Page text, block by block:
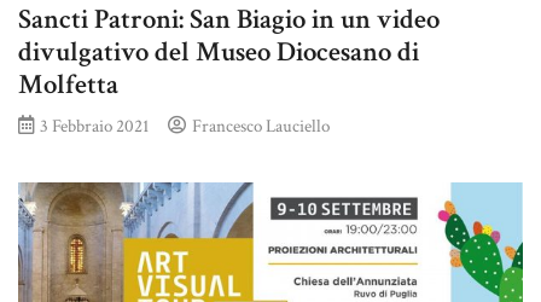
Sancti Patroni: San Biagio in un video
divulgativo del Museo Diocesano di
Molfetta
3 Febbraio 2021 Francesco Lauciello